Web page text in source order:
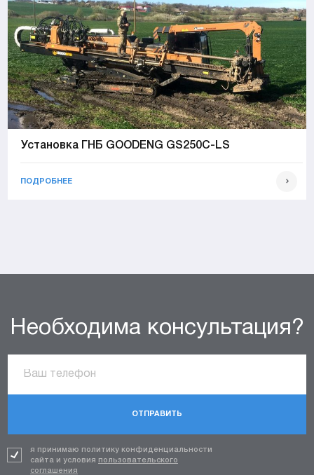
Установка ГНБ GOODENG GS250C-LS
ПОДРОБНЕЕ
Необходима консультация?
ОТПРАВИТЬ
я принимаю политику конфиденциальности
сайта и условия пользовательского
соглашения